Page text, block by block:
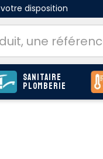
disposition
Sanitaire
Plomberie